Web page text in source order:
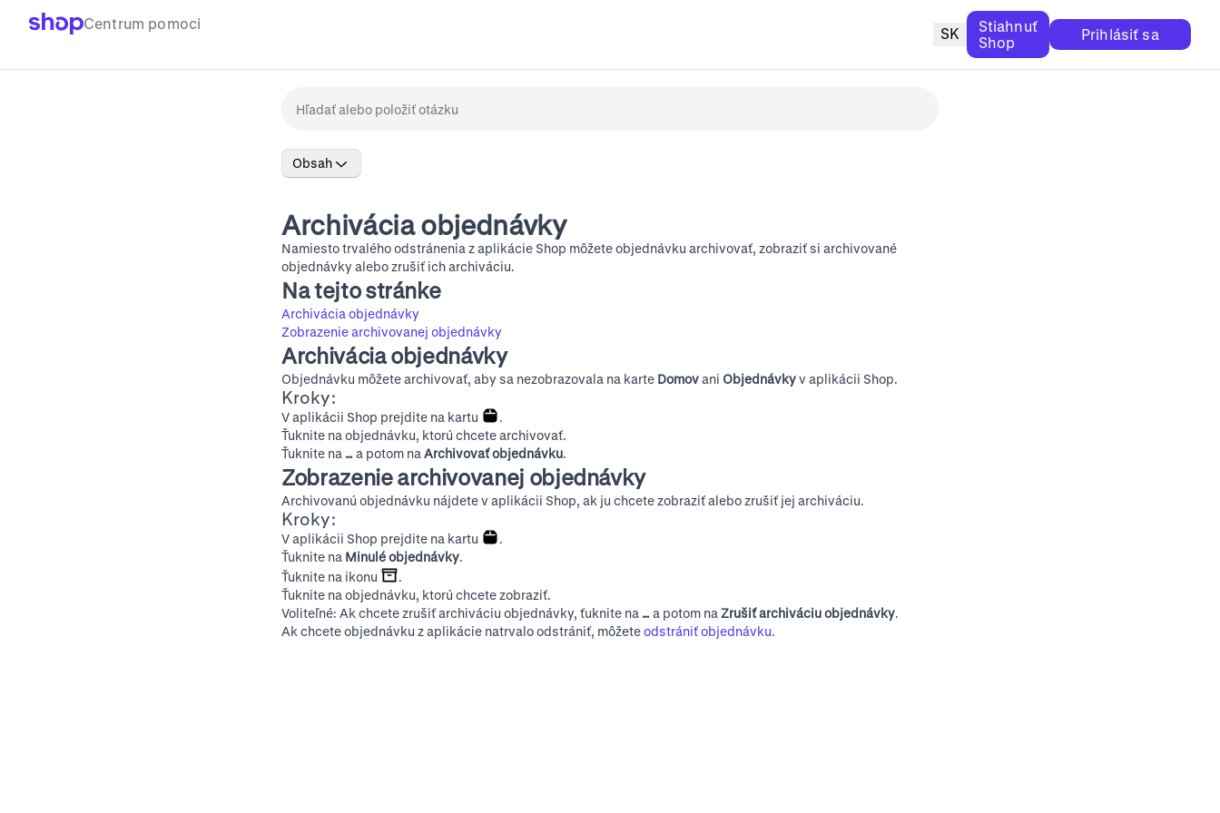
Centrum pomoci
SK
Stiahnuť
Shop
Prihlásiť sa
Obsah
Archivácia objednávky
Namiesto trvalého odstránenia z aplikácie Shop môžete objednávku archivovať, zobraziť si archivované
objednávky alebo zrušiť ich archiváciu.
Na tejto stránke
Archivácia objednávky
Zobrazenie archivovanej objednávky
Archivácia objednávky
Objednávku môžete archivovať, aby sa nezobrazovala na karte Domovani Objednávkyv aplikácii Shop.
Kroky:
V aplikácii Shop prejdite na kartu
.
Ťuknite na objednávku, ktorú chcete archivovať.
Ťuknite na …a potom na Archivovať objednávku.
Zobrazenie archivovanej objednávky
Archivovanú objednávku nájdete v aplikácii Shop, ak ju chcete zobraziť alebo zrušiť jej archiváciu.
Kroky:
V aplikácii Shop prejdite na kartu
.
Ťuknite na Minulé objednávky.
Ťuknite na ikonu
.
Ťuknite na objednávku, ktorú chcete zobraziť.
Voliteľné: Ak chcete zrušiť archiváciu objednávky, ťuknite na …a potom na Zrušiť archiváciu objednávky.
Ak chcete objednávku z aplikácie natrvalo odstrániť, môžeteodstrániť objednávku.